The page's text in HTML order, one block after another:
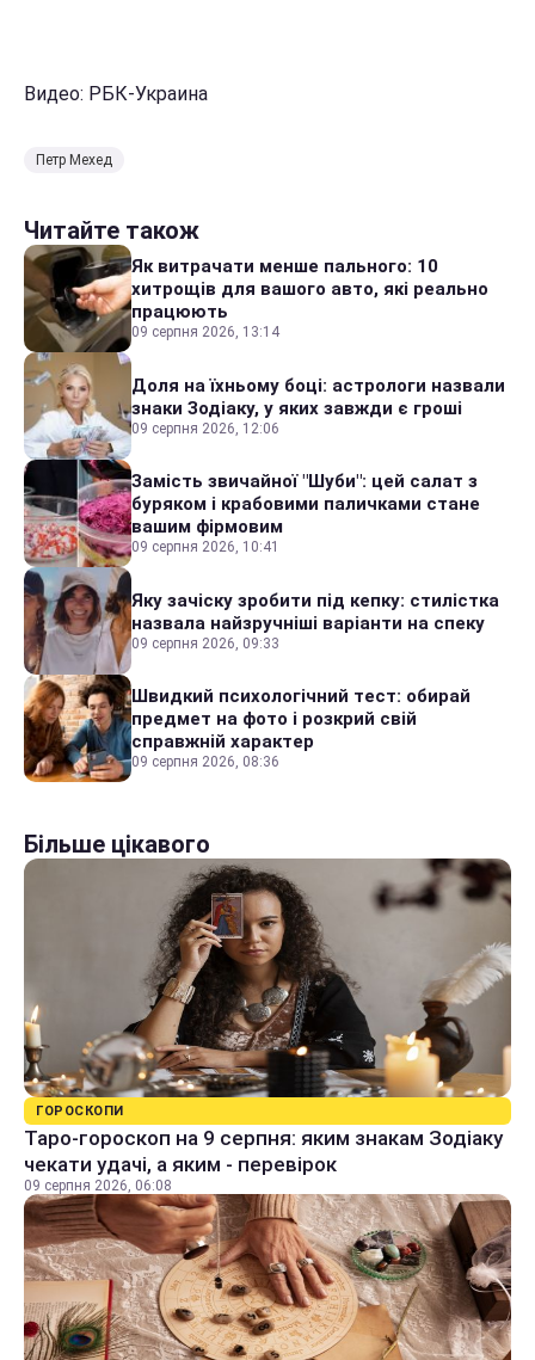
Видео: РБК-Украина
Петр Мехед
Читайте також
Як витрачати менше пального: 10
хитрощів для вашого авто, які реально
працюють
09 серпня 2026, 13:14
Доля на їхньому боці: астрологи назвали
знаки Зодіаку, у яких завжди є гроші
09 серпня 2026, 12:06
Замість звичайної "Шуби": цей салат з
буряком і крабовими паличками стане
вашим фірмовим
09 серпня 2026, 10:41
Яку зачіску зробити під кепку: стилістка
назвала найзручніші варіанти на спеку
09 серпня 2026, 09:33
Швидкий психологічний тест: обирай
предмет на фото і розкрий свій
справжній характер
09 серпня 2026, 08:36
Більше цікавого
ГОРОСКОПИ
Таро-гороскоп на 9 серпня: яким знакам Зодіаку
чекати удачі, а яким - перевірок
09 серпня 2026, 06:08